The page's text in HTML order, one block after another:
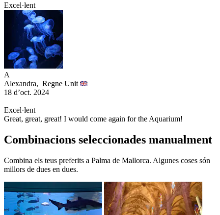
Excel·lent
A
Alexandra, Regne Unit
18 d’oct. 2024
Excel·lent
Great, great, great! I would come again for the Aquarium!
Combinacions seleccionades manualment
Combina els teus preferits a Palma de Mallorca. Algunes coses són
millors de dues en dues.